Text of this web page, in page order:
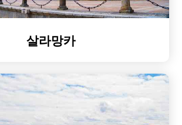
살라망카